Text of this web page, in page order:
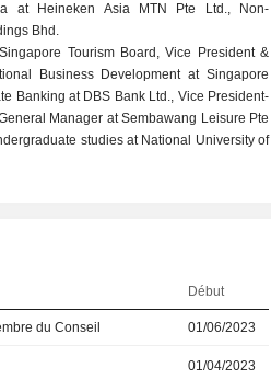
at Heineken Asia MTN Pte Ltd., Non-
Bhd.
Tourism Board, Vice President &
Business Development at Singapore
Banking at DBS Bank Ltd., Vice President-
Manager at Sembawang Leisure Pte
studies at National University of
Début
du Conseil 01/06/2023
01/04/2023